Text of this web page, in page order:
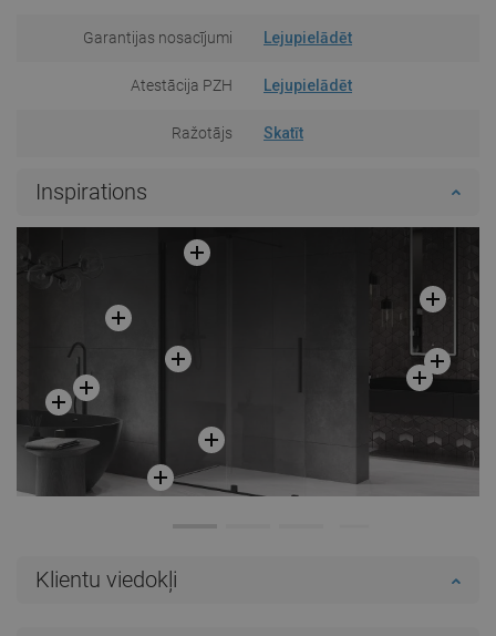
Garantijas nosacījumi Lejupielādēt
Atestācija PZH Lejupielādēt
Ražotājs Skatīt
Inspirations
Klientu viedokļi